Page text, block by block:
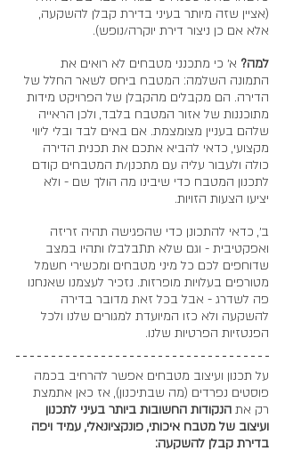
(אציין שזה מיותר בעיני בדירת קבלן להשקעה,
אלא אם כן ניצור דירת יוקרה/נופש).
למה? א׳ כי מתכנני מטבחים לא רואים את
התמונה השלמה: המטבח ביחס לשאר החלל של
הדירה. הם מקבלים מהקבלן של הפרויקט מידות
מתוכננות של אזור המטבח בלבד, ולכן הראייה
שלהם בעניין מצומצמת. אם באים לבד ובלי ליווי
מקצועי, כדאי להביא אתכם את תכנית הדירה
כולה ולעבור עליה עם מתכנן/ת המטבחים קודם
לתכנון המטבח כדי שיבינו מה הולך שם - ולא
יציעו הצעות הזויות.
ב׳, כדאי להתכונן כדי שהפגישה תהיה זריזה
ואפקטיבית - וגם שלא תתבלבלו ותהיו במצב
שדוחפים לכם כל מיני מטבחים ומכשירי חשמל
מטורפים בעלויות מופרזות. נזכיר לעצמנו שאנחנו
פה לשדרג - אבל בכל זאת מדובר בדירה
להשקעה ולא כזו המיועדת למגורים שלנו ולכל
הפנטזיות הפרטיות שלנו.
על תכנון ועיצוב מטבחים אפשר להרחיב בכמה
פוסטים נפרדים (מה שבתיכנון), אז כאן אתמצת
רק את הנקודות החשובות ביותר בעיני לתכנון
ועיצוב של מטבח איכותי, פונקציונאלי, עמיד ויפה
בדירת קבלן להשקעה: